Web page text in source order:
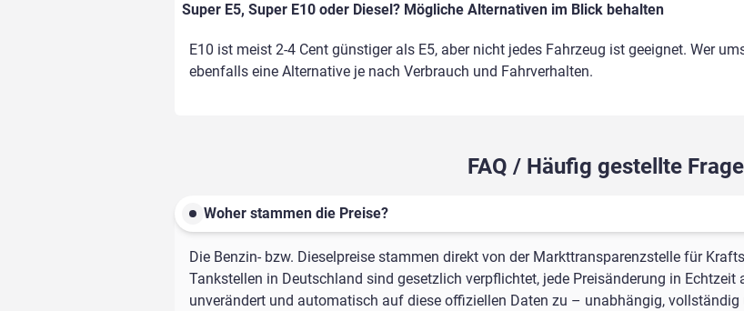
Super E5, Super E10 oder Diesel? Mögliche Alternativen im Blick behalten
E10 ist meist 2-4 Cent günstiger als E5, aber nicht jedes Fahrzeug ist geeignet. Wer
ebenfalls eine Alternative je nach Verbrauch und Fahrverhalten.
FAQ / Häufig gestellte
Woher stammen die Preise?
Die Benzin- bzw. Dieselpreise stammen direkt von der Markttransparenzstelle für
Tankstellen in Deutschland sind gesetzlich verpflichtet, jede Preisänderung in Echtzeit
unverändert und automatisch auf diese offiziellen Daten zu – unabhängig,